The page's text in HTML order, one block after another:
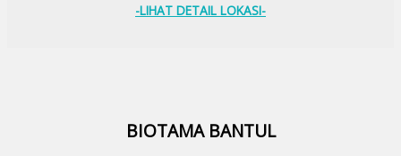
-LIHAT DETAIL LOKASI-
BIOTAMA BANTUL